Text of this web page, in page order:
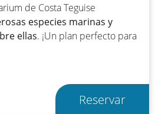
de Costa Teguise
especies marinas y
ellas. ¡Un plan perfecto para
Reservar